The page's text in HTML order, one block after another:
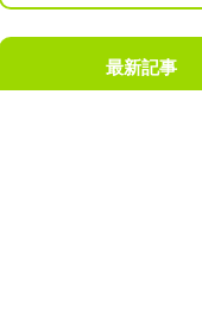
最新記事